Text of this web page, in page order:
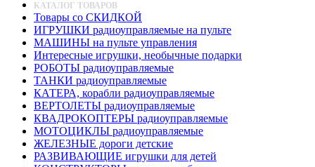
КАТАЛОГ ТОВАРОВ
Товары со СКИДКОЙ
ИГРУШКИ радиоуправляемые на пульте
МАШИНЫ на пульте управления
Интересные игрушки, необычные подарки
РОБОТЫ радиоуправляемые
ТАНКИ радиоуправляемые
КАТЕРА, корабли радиоуправляемые
ВЕРТОЛЕТЫ радиоуправляемые
КВАДРОКОПТЕРЫ радиоуправляемые
МОТОЦИКЛЫ радиоуправляемые
ЖЕЛЕЗНЫЕ дороги детские
РАЗВИВАЮЩИЕ игрушки для детей